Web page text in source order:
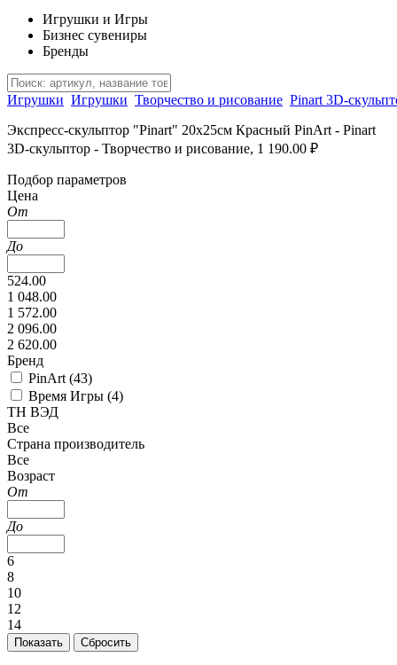
Игрушки и Игры
Бизнес сувениры
Бренды
Игрушки Игрушки Творчество и рисование Pinart 3D-
Экспресс-скульптор "Pinart" 20х25см Красный PinArt - Pinart
3D-скульптор - Творчество и рисование, 1 190.00 ₽
Подбор параметров
Цена
От
До
524.00
1 048.00
1 572.00
2 096.00
2 620.00
Бренд
PinArt (43)
Время Игры (4)
ТН ВЭД
Все
Страна производитель
Все
Возраст
От
До
6
8
10
12
14